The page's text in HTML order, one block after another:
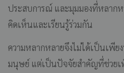
ประสบการณ์ และมุมมองที่หลาก
คิดเห็นและเรียนรู้ร่วมกัน
ความหลากหลายจึงไม่ได้เป็นเพีย
มนุษย์ แต่เป็นปัจจัยสำคัญที่ช่วย